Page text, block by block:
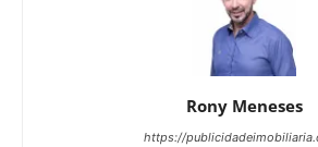
Rony Meneses
https://